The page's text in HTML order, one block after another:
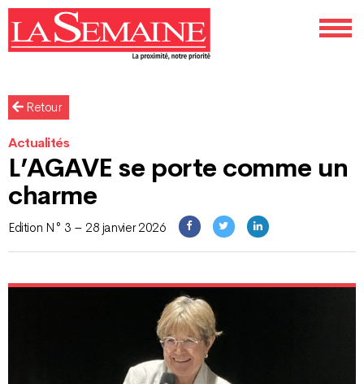
Retour
Actualités
L’AGAVE se porte comme un
charme
Edition N° 3 – 28 janvier 2026